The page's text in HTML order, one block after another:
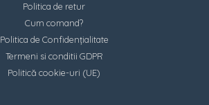
Politica de retur
Cum comand?
Politica de Confidențialitate
Termeni si conditii GDPR
Politică cookie-uri (UE)